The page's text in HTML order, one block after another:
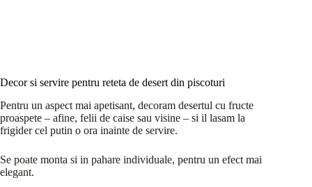
Decor si servire pentru reteta de desert din piscoturi
Pentru un aspect mai apetisant, decoram desertul cu fructe
proaspete – afine, felii de caise sau visine – si il lasam la
frigider cel putin o ora inainte de servire.
Se poate monta si in pahare individuale, pentru un efect mai
elegant.